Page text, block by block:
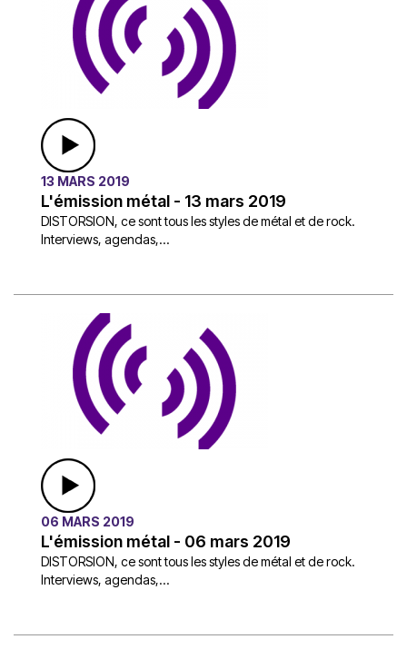
13 MARS 2019
L'émission métal - 13 mars 2019
DISTORSION, ce sont tous les styles de métal et de rock.
Interviews, agendas,...
06 MARS 2019
L'émission métal - 06 mars 2019
DISTORSION, ce sont tous les styles de métal et de rock.
Interviews, agendas,...